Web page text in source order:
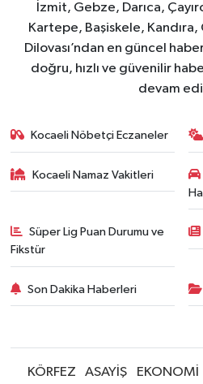
İzmit, Gebze, Darıca,
Kartepe, Başiskele,
Dilovası’ndan en güncel
doğru, hızlı ve güvenilir
devam
Kocaeli Nöbetçi Eczaneler
Kocaeli Namaz Vakitleri
Süper Lig Puan Durumu ve
Fikstür
Son Dakika Haberleri
KÖRFEZ ASAYİŞ EKONOMİ